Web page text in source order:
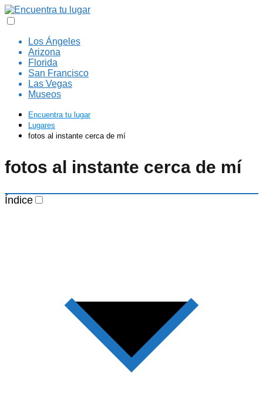
Los Ángeles
Arizona
Florida
San Francisco
Las Vegas
Museos
Encuentra tu lugar
Lugares
fotos al instante cerca de mí
fotos al instante cerca de mí
Índice